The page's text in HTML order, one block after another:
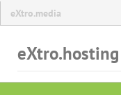
eXtro.media
eXtro.hosting